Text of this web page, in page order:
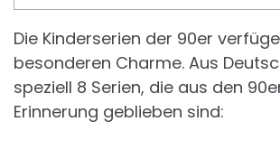
Die Kinderserien der 90er
besonderen Charme. Aus
speziell 8 Serien, die aus den
Erinnerung geblieben sind: